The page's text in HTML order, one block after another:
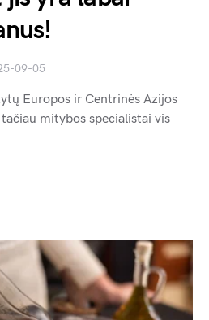
09-05
Europos ir Centrinės Azijos
mitybos specialistai vis